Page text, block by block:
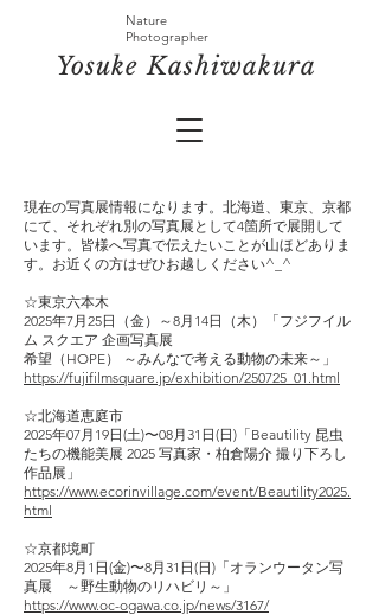
Nature
Photographer
​YosukeKashiwakura
現在の写真展情報になります。北海道、東京、京都
にて、それぞれ別の写真展として4箇所で展開して
います。皆様へ写真で伝えたいことが山ほどありま
す。お近くの方はぜひお越しください^_^
☆東京六本木
2025年7月25日（金）～8月14日（木）「フジフイル
ム スクエア 企画写真展
希望（HOPE） ～みんなで考える動物の未来～」
https://fujifilmsquare.jp/exhibition/250725_01.html
☆北海道恵庭市
2025年07月19日(土)〜08月31日(日)「Beautility 昆虫
たちの機能美展 2025 写真家・柏倉陽介 撮り下ろし
作品展」
https://www.ecorinvillage.com/event/Beautility2025.
html
☆京都境町
2025年8月1日(金)〜8月31日(日)「オランウータン写
真展 ～野生動物のリハビリ～」
https://www.oc-ogawa.co.jp/news/3167/